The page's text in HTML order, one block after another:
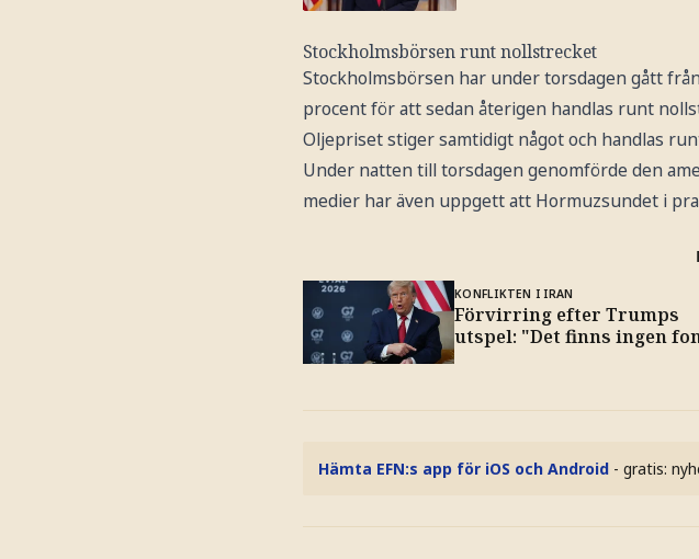
Stockholmsbörsen runt nollstrecket
Stockholmsbörsen har under torsdagen gått
procent för att sedan återigen handlas runt
Oljepriset stiger samtidigt något och handlas
Under natten till torsdagen genomförde den
medier har även uppgett att Hormuzsundet i
KONFLIKTEN I IRAN
Förvirring efter Trumps
utspel: "Det finns ingen
Hämta EFN:s app för iOS och Android - gratis: